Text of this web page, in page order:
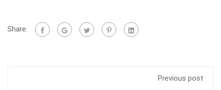
Share:
Previous post